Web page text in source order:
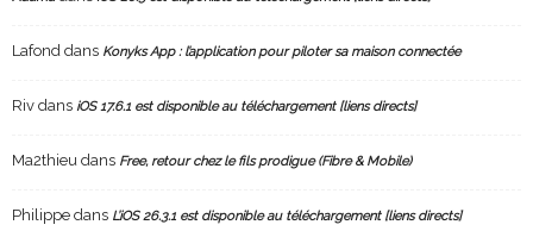
Lafond dans Konyks App : l’application pour piloter sa maison connectée
Riv dans iOS 17.6.1 est disponible au téléchargement [liens directs]
Ma2thieu dans Free, retour chez le fils prodigue (Fibre & Mobile)
Philippe dans L’iOS 26.3.1 est disponible au téléchargement [liens directs]